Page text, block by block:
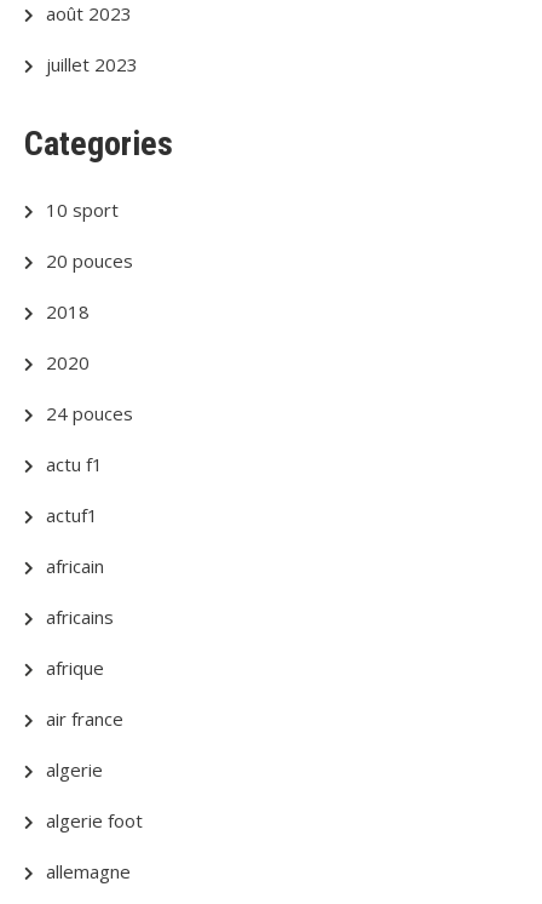
août 2023
juillet 2023
Categories
10 sport
20 pouces
2018
2020
24 pouces
actu f1
actuf1
africain
africains
afrique
air france
algerie
algerie foot
allemagne